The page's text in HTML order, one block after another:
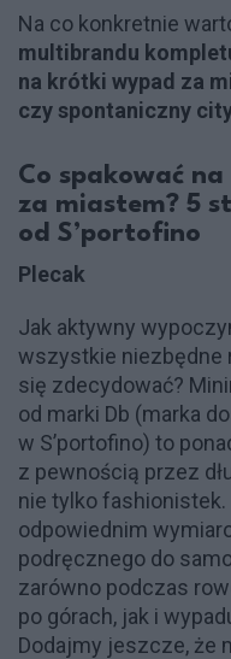
Na co konkretnie
multibrandu
na krótki wypad za
czy spontaniczny
Co spakować
za miastem? 5
od S’portofino
Plecak
Jak aktywny
wszystkie niezbędne
się zdecydować?
od marki Db (marka
w S’portofino) to
z pewnością przez
nie tylko fashionistek.
odpowiednim
podręcznego do
zarówno podczas
po górach, jak i
Dodajmy jeszcze, że